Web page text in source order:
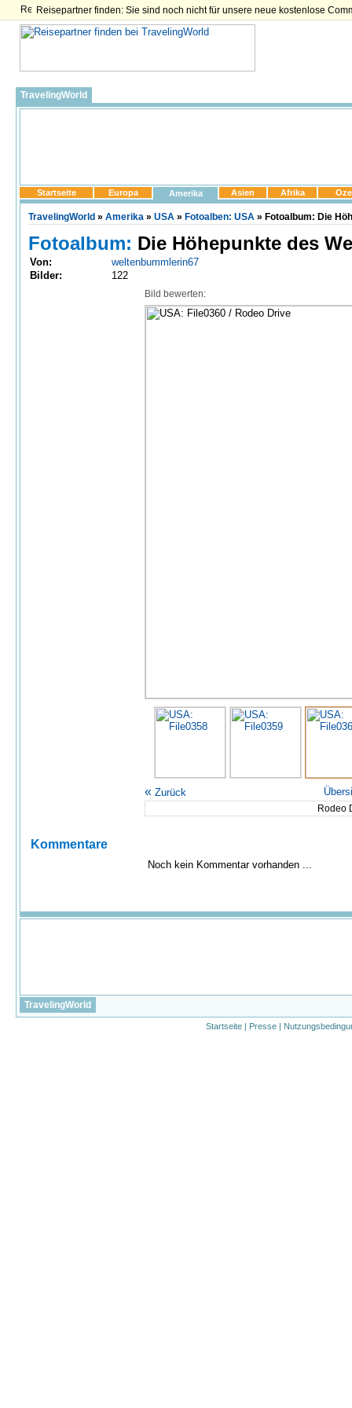
Reisepartner finden: Sie sind noch nicht für unsere neue kostenlose
TravelingWorld
Startseite Europa Amerika Asien Afrika
TravelingWorld » Amerika » USA » Fotoalben: USA » Fotoalbum: Die
Fotoalbum: Die Höhepunkte des
Von:
weltenbummlerin67
Bilder:
122
Bild bewerten:
« Zurück
Rodeo
Kommentare
Noch kein Kommentar vorhanden ...
TravelingWorld
Startseite | Presse |